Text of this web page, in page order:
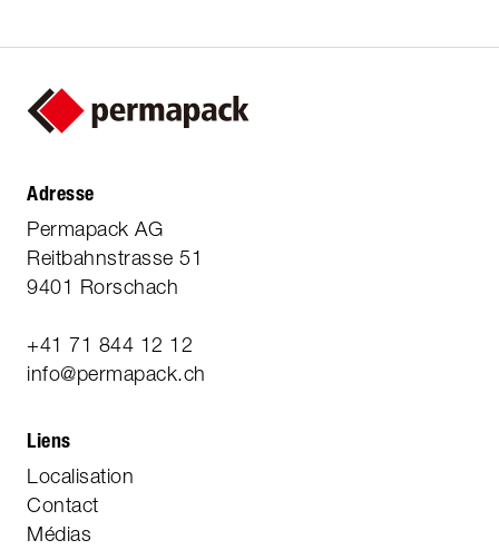
Adresse
Permapack AG
Reitbahnstrasse 51
9401 Rorschach
+41 71 844 12 12
info@permapack.ch
Liens
Localisation
Contact
Médias